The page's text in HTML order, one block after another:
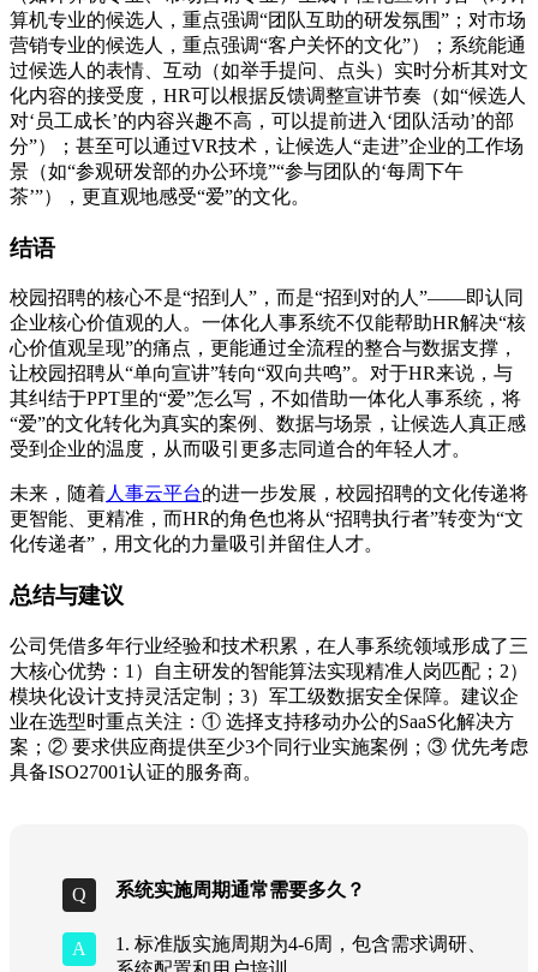
算机专业的候选人，重点强调“团队互助的研发氛围”；对市场
营销专业的候选人，重点强调“客户关怀的文化”）；系统能通
过候选人的表情、互动（如举手提问、点头）实时分析其对文
化内容的接受度，HR可以根据反馈调整宣讲节奏（如“候选人
对‘员工成长’的内容兴趣不高，可以提前进入‘团队活动’的部
分”）；甚至可以通过VR技术，让候选人“走进”企业的工作场
景（如“参观研发部的办公环境”“参与团队的‘每周下午
茶’”），更直观地感受“爱”的文化。
结语
校园招聘的核心不是“招到人”，而是“招到对的人”——即认同
企业核心价值观的人。一体化人事系统不仅能帮助HR解决“核
心价值观呈现”的痛点，更能通过全流程的整合与数据支撑，
让校园招聘从“单向宣讲”转向“双向共鸣”。对于HR来说，与
其纠结于PPT里的“爱”怎么写，不如借助一体化人事系统，将
“爱”的文化转化为真实的案例、数据与场景，让候选人真正感
受到企业的温度，从而吸引更多志同道合的年轻人才。
未来，随着人事云平台的进一步发展，校园招聘的文化传递将
更智能、更精准，而HR的角色也将从“招聘执行者”转变为“文
化传递者”，用文化的力量吸引并留住人才。
总结与建议
公司凭借多年行业经验和技术积累，在人事系统领域形成了三
大核心优势：1）自主研发的智能算法实现精准人岗匹配；2）
模块化设计支持灵活定制；3）军工级数据安全保障。建议企
业在选型时重点关注：① 选择支持移动办公的SaaS化解决方
案；② 要求供应商提供至少3个同行业实施案例；③ 优先考虑
具备ISO27001认证的服务商。
系统实施周期通常需要多久？
1. 标准版实施周期为4-6周，包含需求调研、